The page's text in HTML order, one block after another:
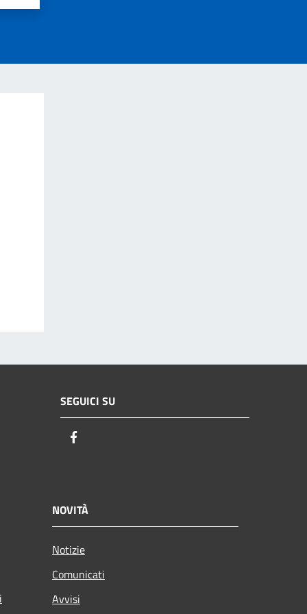
SEGUICI SU
NOVITÀ
Notizie
Comunicati
Avvisi